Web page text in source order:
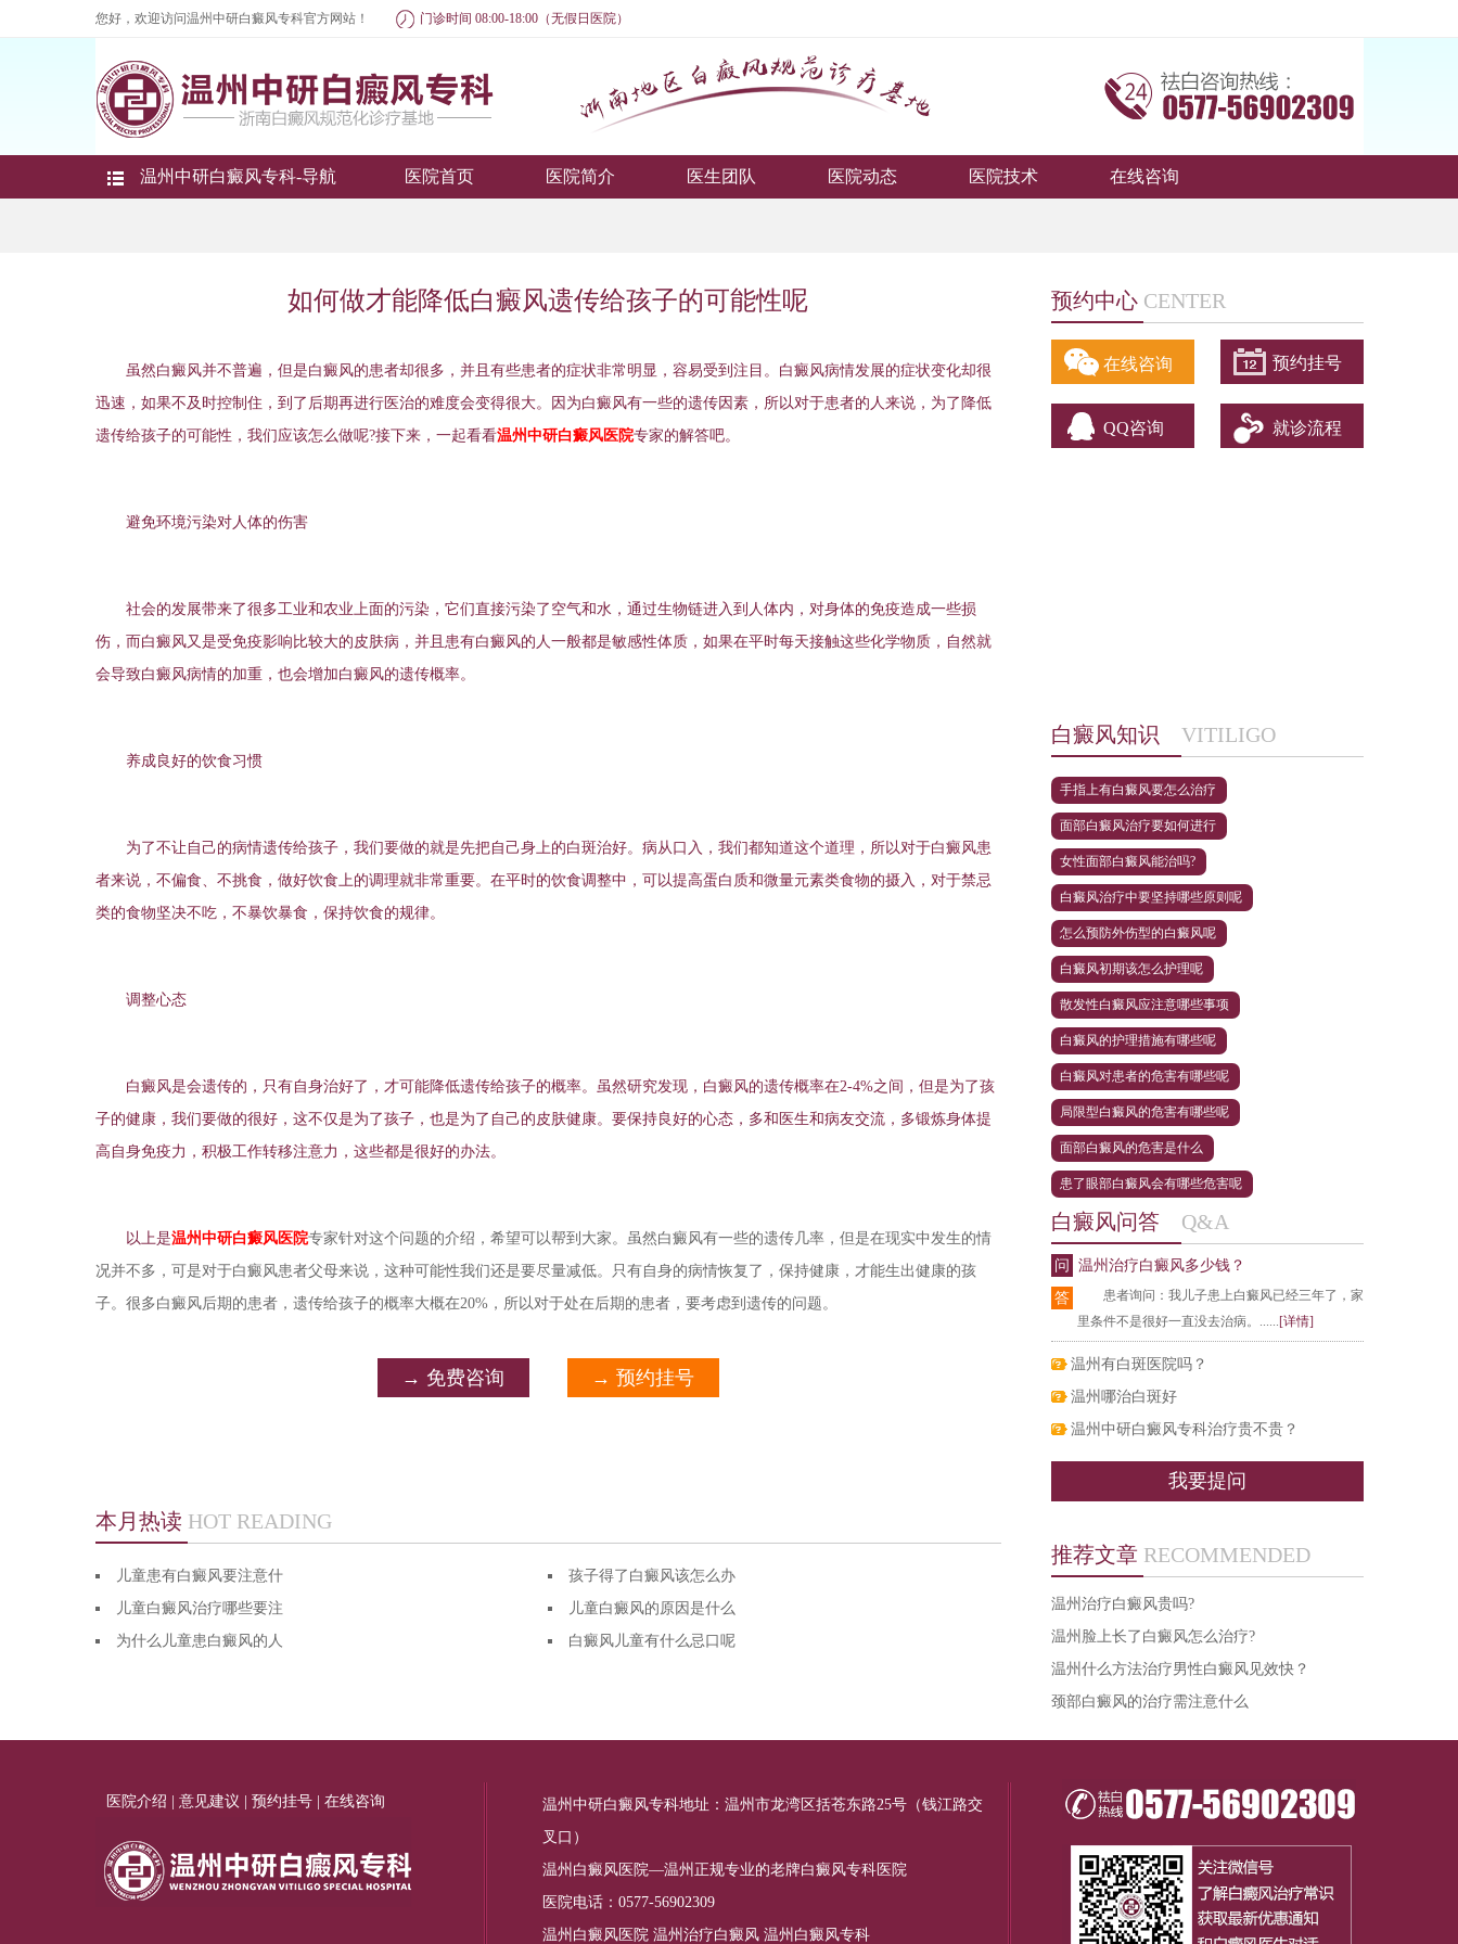
您好，欢迎访问温州中研白癜风专科官方网站！ 门诊时间 08:00-18:00（无假日医院）
温州中研白癜风专科-导航 医院首页 医院简介 医生团队 医院动态 医院技术 在线咨询
预约中心 CENTER
在线咨询 预约挂号
QQ咨询 就诊流程
白癜风知识 VITILIGO
手指上有白癜风要怎么治疗
面部白癜风治疗要如何进行
女性面部白癜风能治吗?
白癜风治疗中要坚持哪些原则呢
怎么预防外伤型的白癜风呢
白癜风初期该怎么护理呢
散发性白癜风应注意哪些事项
白癜风的护理措施有哪些呢
白癜风对患者的危害有哪些呢
局限型白癜风的危害有哪些呢
面部白癜风的危害是什么
患了眼部白癜风会有哪些危害呢
白癜风问答 Q&A
问
温州治疗白癜风多少钱？
答
患者询问：我儿子患上白癜风已经三年了，家
里条件不是很好一直没去治病。......[详情]
温州有白斑医院吗？
温州哪治白斑好
温州中研白癜风专科治疗贵不贵？
我要提问
推荐文章 RECOMMENDED
温州治疗白癜风贵吗?
温州脸上长了白癜风怎么治疗?
温州什么方法治疗男性白癜风见效快？
颈部白癜风的治疗需注意什么
如何做才能降低白癜风遗传给孩子的可能性呢
虽然白癜风并不普遍，但是白癜风的患者却很多，并且有些患者的症状非常明显，容易受到注目。白癜风病情发展的症状变化却很
迅速，如果不及时控制住，到了后期再进行医治的难度会变得很大。因为白癜风有一些的遗传因素，所以对于患者的人来说，为了降低
遗传给孩子的可能性，我们应该怎么做呢?接下来，一起看看温州中研白癜风医院专家的解答吧。
避免环境污染对人体的伤害
社会的发展带来了很多工业和农业上面的污染，它们直接污染了空气和水，通过生物链进入到人体内，对身体的免疫造成一些损
伤，而白癜风又是受免疫影响比较大的皮肤病，并且患有白癜风的人一般都是敏感性体质，如果在平时每天接触这些化学物质，自然就
会导致白癜风病情的加重，也会增加白癜风的遗传概率。
养成良好的饮食习惯
为了不让自己的病情遗传给孩子，我们要做的就是先把自己身上的白斑治好。病从口入，我们都知道这个道理，所以对于白癜风患
者来说，不偏食、不挑食，做好饮食上的调理就非常重要。在平时的饮食调整中，可以提高蛋白质和微量元素类食物的摄入，对于禁忌
类的食物坚决不吃，不暴饮暴食，保持饮食的规律。
调整心态
白癜风是会遗传的，只有自身治好了，才可能降低遗传给孩子的概率。虽然研究发现，白癜风的遗传概率在2-4%之间，但是为了孩
子的健康，我们要做的很好，这不仅是为了孩子，也是为了自己的皮肤健康。要保持良好的心态，多和医生和病友交流，多锻炼身体提
高自身免疫力，积极工作转移注意力，这些都是很好的办法。
以上是温州中研白癜风医院专家针对这个问题的介绍，希望可以帮到大家。虽然白癜风有一些的遗传几率，但是在现实中发生的情
况并不多，可是对于白癜风患者父母来说，这种可能性我们还是要尽量减低。只有自身的病情恢复了，保持健康，才能生出健康的孩
子。很多白癜风后期的患者，遗传给孩子的概率大概在20%，所以对于处在后期的患者，要考虑到遗传的问题。
→ 免费咨询 → 预约挂号
本月热读 HOT READING
儿童患有白癜风要注意什
孩子得了白癜风该怎么办
儿童白癜风治疗哪些要注
儿童白癜风的原因是什么
为什么儿童患白癜风的人
白癜风儿童有什么忌口呢
医院介绍 意见建议 预约挂号| 在线咨询
温州中研白癜风专科地址：温州市龙湾区括苍东路25号（钱江路交
叉口）
温州白癜风医院—温州正规专业的老牌白癜风专科医院
医院电话：0577-56902309
温州白癜风医院 温州治疗白癜风 温州白癜风专科